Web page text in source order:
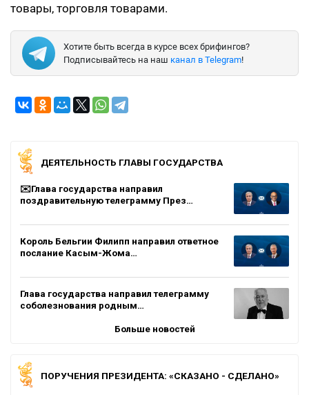
товары, торговля товарами.
Хотите быть всегда в курсе всех брифингов?
Подписывайтесь на наш канал в Telegram!
ДЕЯТЕЛЬНОСТЬ ГЛАВЫ ГОСУДАРСТВА
✉️Глава государства направил
поздравительную телеграмму През…
Король Бельгии Филипп направил ответное
послание Касым-Жома…
Глава государства направил телеграмму
соболезнования родным…
Больше новостей
ПОРУЧЕНИЯ ПРЕЗИДЕНТА: «СКАЗАНО - СДЕЛАНО»